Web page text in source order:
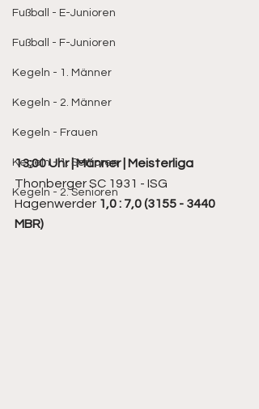
Fußball - E-Junioren
Fußball - F-Junioren
Kegeln - 1. Männer
Kegeln - 2. Männer
Kegeln - Frauen
Kegeln - 1. Senioren
Kegeln - 2. Senioren
13:00 Uhr | Männer | Meisterliga
Thonberger SC 1931 - ISG
Hagenwerder 1,0 : 7,0 (3155 - 3440
MBR)